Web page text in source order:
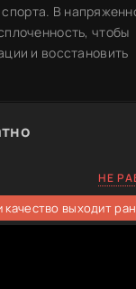
В
чтобы
и восстановить
НЕ
качество выходит